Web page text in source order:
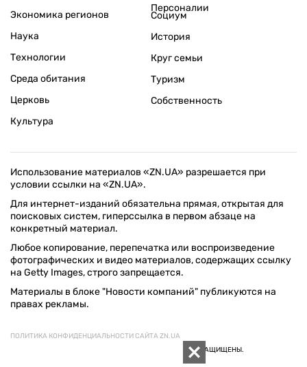
Экономика регионов
Персоналии
Наука
Технологии
Среда обитания
Церковь
Культура
Социум
История
Круг семьи
Туризм
Собственность
Использование материалов «ZN.UA» разрешается при
условии ссылки на «ZN.UA».
Для интернет-изданий обязательна прямая, открытая для
поисковых систем, гиперссылка в первом абзаце на
конкретный материал.
Любое копирование, перепечатка или воспроизведение
фотографических и видео материалов, содержащих ссылку
на Getty Images, строго запрещается.
Материалы в блоке "Новости компаний" публикуются на
правах рекламы.
ПОЛИТИКА КОНФИДЕНЦИАЛЬНОСТИ САЙТА ZN.UA
© 1994–2026 «ЗЕРКАЛО НЕДЕЛИ. УКРАИНА». ВСЕ ПРАВА ЗАЩИЩЕНЫ.